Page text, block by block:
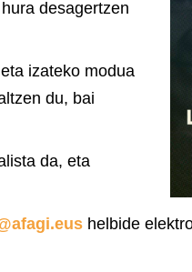
desagertzen
izateko modua
du, bai
da, eta
helbide